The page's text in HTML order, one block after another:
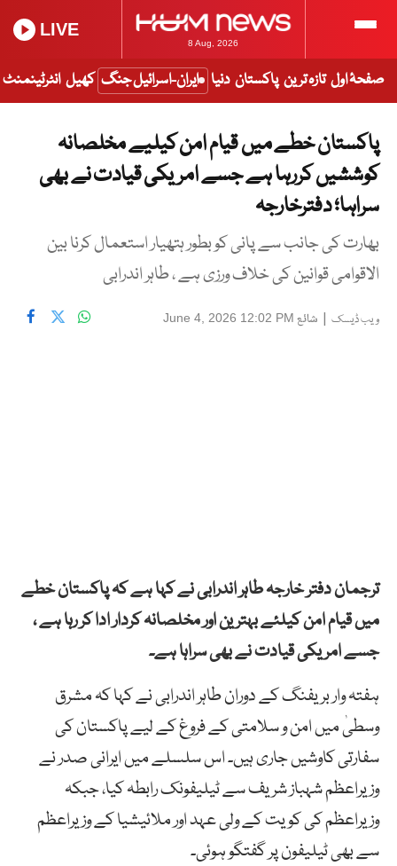
8 Aug, 2026
LIVE
صفحۂ اول تازہ ترین پاکستان دنیا ایران-اسرائیل جنگ کھیل انٹرٹینمنٹ
پاکستان خطے میں قیام امن کیلیے مخلصانہ
کوششیں کررہا ہے جسے امریکی قیادت نے بھی
سراہا؛ دفترخارجہ
بھارت کی جانب سے پانی کو بطور ہتھیار استعمال کرنا بین
الاقوامی قوانین کی خلاف ورزی ہے ، طاہر اندرابی
ویب ڈیسک | شائع June 4, 2026 12:02 PM
ترجمان دفتر خارجہ طاہر اندرابی نے کہا ہے کہپاکستان خطے
میں قیام امن کیلئے بہترین اور مخلصانہ کردار ادا کر رہا ہے ،
جسے امریکی قیادت نے بھی سراہا ہے۔
ہفتہ وار بریفنگ کے دوران طاہر اندرابی نے کہا کہ مشرق
وسطیٰ میں امن و سلامتی کے فروغ کے لیے پاکستان کی
سفارتی کاوشیں جاری ہیں۔ اس سلسلے میں ایرانی صدر نے
وزیراعظم شہباز شریف سے ٹیلیفونک رابطہ کیا، جبکہ
وزیراعظم کی کویت کے ولی عہد اور ملائیشیا کے وزیراعظم
سے بھی ٹیلیفون پر گفتگو ہوئی۔